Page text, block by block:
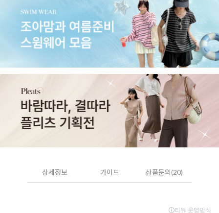
상세정보 가이드 상품문의(20)